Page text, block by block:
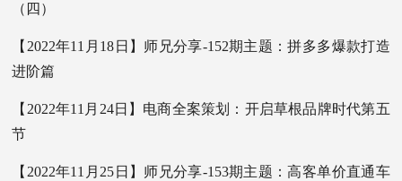
（四）
【2022年11月18日】师兄分享-152期主题：拼多多爆款打造
进阶篇
【2022年11月24日】电商全案策划：开启草根品牌时代第五
节
【2022年11月25日】师兄分享-153期主题：高客单价直通车